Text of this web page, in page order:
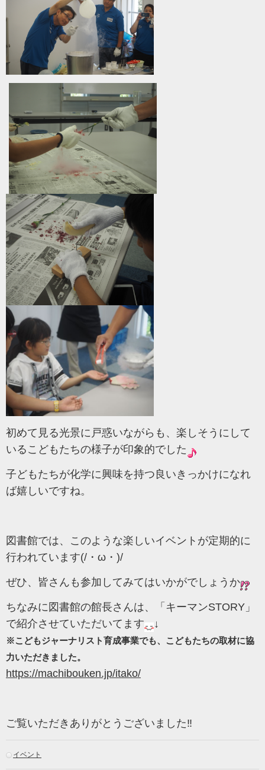
初めて見る光景に戸惑いながらも、楽しそうにして
いるこどもたちの様子が印象的でした
子どもたちが化学に興味を持つ良いきっかけになれ
ば嬉しいですね。
図書館では、このような楽しいイベントが定期的に
行われています(/・ω・)/
ぜひ、皆さんも参加してみてはいかがでしょうか
ちなみに図書館の館長さんは、「キーマンSTORY」
で紹介させていただいてます
↓
※こどもジャーナリスト育成事業でも、こどもたちの取材に協
力いただきました。
https://machibouken.jp/itako/
ご覧いただきありがとうございました‼
イベント